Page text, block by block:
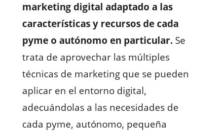
marketing digital adaptado a las
características y recursos de cada
pyme o autónomo en particular. Se
trata de aprovechar las múltiples
técnicas de marketing que se pueden
aplicar en el entorno digital,
adecuándolas a las necesidades de
cada pyme, autónomo, pequeña